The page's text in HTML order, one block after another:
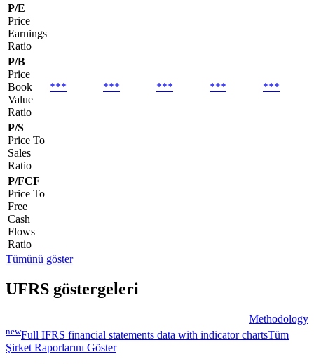
P/E
Price
Earnings
Ratio
P/B
Price
Book
Value
Ratio
*** *** *** *** ***
P/S
Price To
Sales
Ratio
P/FCF
Price To
Free
Cash
Flows
Ratio
Tümünü göster
UFRS göstergeleri
Methodology
newFull IFRS financial statements data with indicator chartsTüm
Şirket Raporlarını Göster